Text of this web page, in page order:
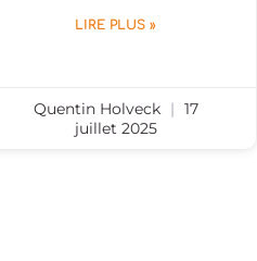
LIRE PLUS »
Quentin Holveck
17
juillet 2025